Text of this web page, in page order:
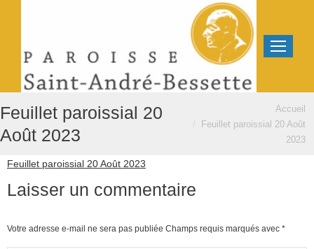
Feuillet paroissial 20
Août 2023
Accueil
Feuillet paroissial 20 Août
2023
Feuillet paroissial 20 Août 2023
Laisser un commentaire
Votre adresse e-mail ne sera pas publiée Champs requis marqués avec *